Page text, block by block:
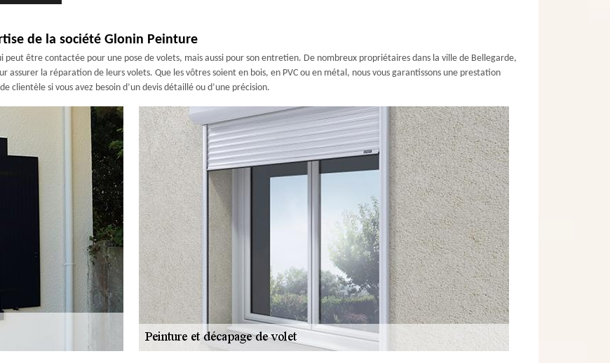
de la société Glonin Peinture
peut être contactée pour une pose de volets, mais aussi pour son entretien. De nombreux propriétaires dans la ville de Bellegarde,
la réparation de leurs volets. Que les vôtres soient en bois, en PVC ou en métal, nous vous garantissons une prestation
clientèle si vous avez besoin d’un devis détaillé ou d’une précision.